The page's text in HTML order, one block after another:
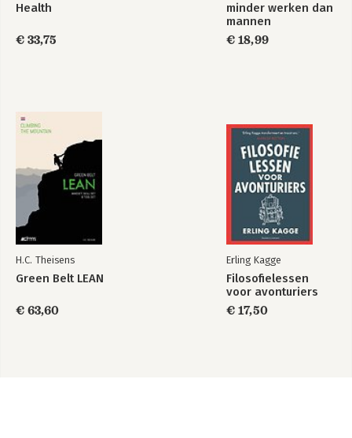
Health
€ 33,75
minder werken dan
mannen
€ 18,99
H.C. Theisens
Green Belt LEAN
€ 63,60
Erling Kagge
Filosofielessen
voor avonturiers
€ 17,50